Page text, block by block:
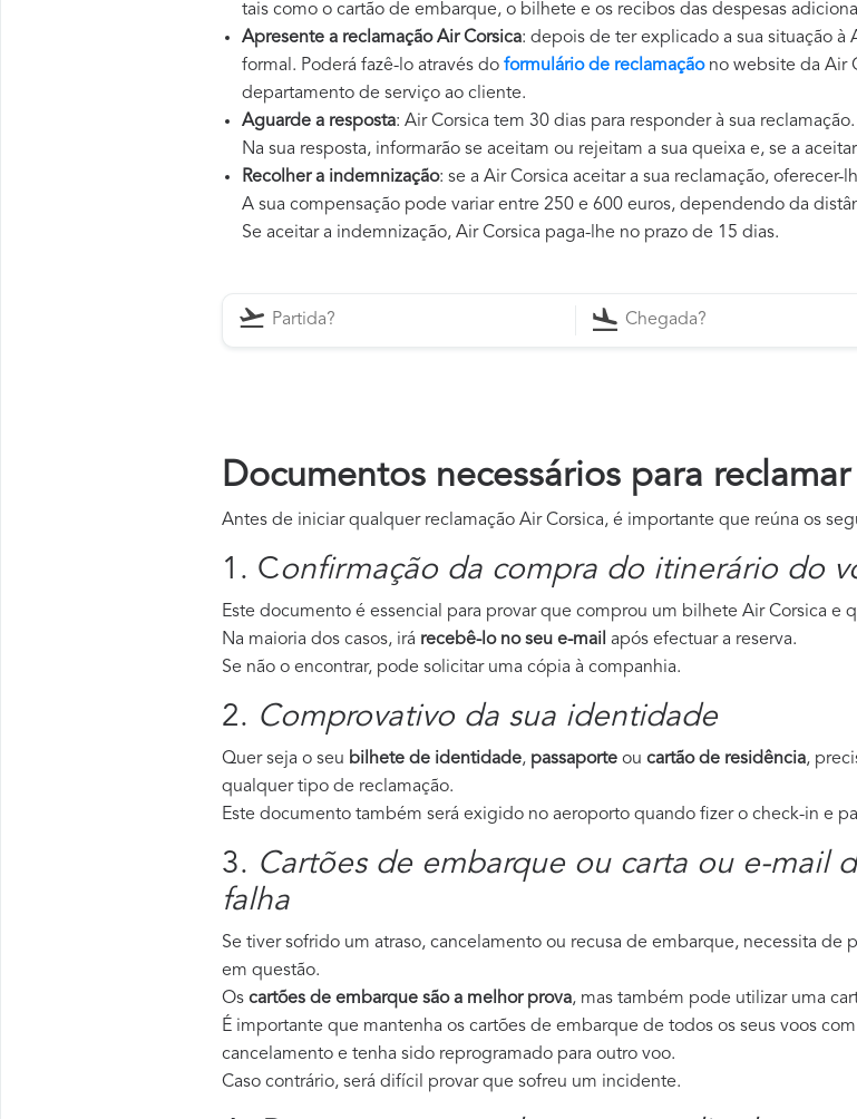
tais como o cartão de embarque, o bilhete e os recibos das despesas
Apresente a reclamação Air Corsica: depois de ter explicado a sua situação à
formal. Poderá fazê-lo através do formulário de reclamaçãono website da Air
departamento de serviço ao cliente.
Aguarde a resposta: Air Corsica tem 30 dias para responder à sua reclamação.
Na sua resposta, informarão se aceitam ou rejeitam a sua queixa e, se a
Recolher a indemnização: se a Air Corsica aceitar a sua reclamação, oferecer-
A sua compensação pode variar entre 250 e 600 euros, dependendo da
Se aceitar a indemnização, Air Corsica paga-lhe no prazo de 15 dias.
Documentos necessários para
Antes de iniciar qualquer reclamação Air Corsica, é importante que reúna os
1. Confirmação da compra do itinerário do
Este documento é essencial para provar que comprou um bilhete Air Corsica e
Na maioria dos casos, irá recebê-lo no seu e-mail após efectuar a reserva.
Se não o encontrar, pode solicitar uma cópia à companhia.
2. Comprovativo da sua identidade
Quer seja o seu bilhete de identidade, passaporte ou cartão de residência,
qualquer tipo de reclamação.
Este documento também será exigido no aeroporto quando fizer o check-in e
3. Cartões de embarque ou carta ou e-mail
falha
Se tiver sofrido um atraso, cancelamento ou recusa de embarque, necessita de
em questão.
Os cartões de embarque são a melhor prova, mas também pode utilizar uma
É importante que mantenha os cartões de embarque de todos os seus voos
cancelamento e tenha sido reprogramado para outro voo.
Caso contrário, será difícil provar que sofreu um incidente.